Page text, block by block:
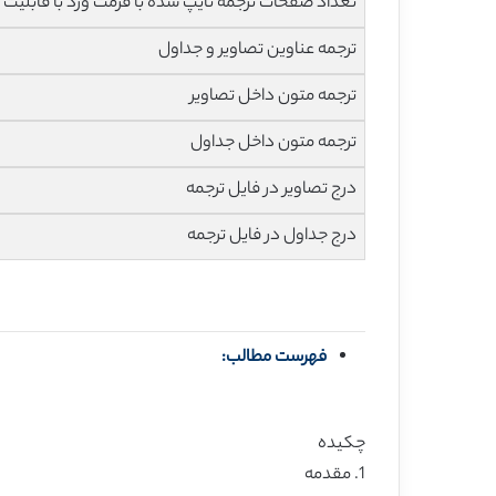
ترجمه عناوین تصاویر و جداول
ترجمه متون داخل تصاویر
ترجمه متون داخل جداول
درج تصاویر در فایل ترجمه
درج جداول در فایل ترجمه
فهرست مطالب:
چکیده
1. مقدمه